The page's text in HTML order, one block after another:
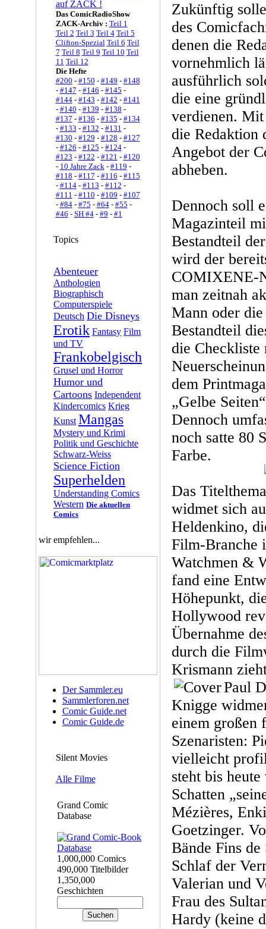
Das ComicRadioShow
ZACK-Archiv : Teil 1
Teil 2 Teil 3 Teil 4 Teil 5
Clifton-Spezial Teil 6 Teil
7 Teil 8 Teil 9 Teil 10 Teil
11 Teil 12
Die Hefte
#200 - #150 - #149 - #148
- #147 - #146 - #145 -
#144- #143 - #142 - #141
- #140 - #139 - #138 -
#137 - #136 - #135 - #134
- #133 - #132 - #131 -
#130 - #129 - #128 - #127
- #126 - #125 - #124-
#123 - #122 - #121 - #120
- 10 Jahre Zack- #119 -
#118 - #117 - #116 - #115
- #114- #113 - #112 -
#111 - #110 - #109 - #107
- #84- #75 - #64- #55 -
#46 - SH #4- #9 - #1
Topics
Abenteuer
Anthologien
Biographisch
Computerspiele
Deutsch Die Disneys
Erotik Fantasy Film
und TV
Frankobelgisch
Grusel und Horror
Humor und
Cartoons Independent
Kindercomics Krieg
Kunst Mangas
Mystery und Krimi
Politik und Geschichte
Schwarz-Weiss
Science Fiction
Superhelden
Understanding Comics
Western Die aktuellen
Comics
wir empfehlen...
Der Sammler.eu
Sammlerforen.net
Comic Guide.net
Comic Guide.de
Silent Movies
Alle Filme
Grand Comic
Database
1,000,000 Comics
490,000 Titelbilder
1,350,000
Geschichten
Zukünftig
des
denen die
vornehmlich
ausführlich
die eine
verdienen.
die Redaktion
Angebot der
abheben.
Dennoch soll
Magazinteil
Bestandteil
wird der
COMIXENE-
man zeitnah
Mann oder
Bestandteil
die
dem
„Gelbe
Dennoch
noch satte 80
Farbe.
Das
widmet sich
Heldenkino,
Film-Branche
Watchmen &
fand eine
Höhepunkt,
Hollywood
Übernahme
durch die
Krismann
Paul
Knigge
einem großen
Szenaristen:
vielleicht
steht bis
Schatten
Mézières,
Goetzinger.
Bände Fins
Schlaf der
Valerian und
Frau des
Hardy (keine